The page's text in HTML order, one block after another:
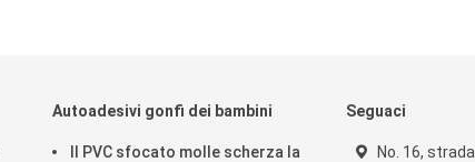
Autoadesivi gonfi dei bambini
Il PVC sfocato molle scherza la
Seguaci
No. 16,